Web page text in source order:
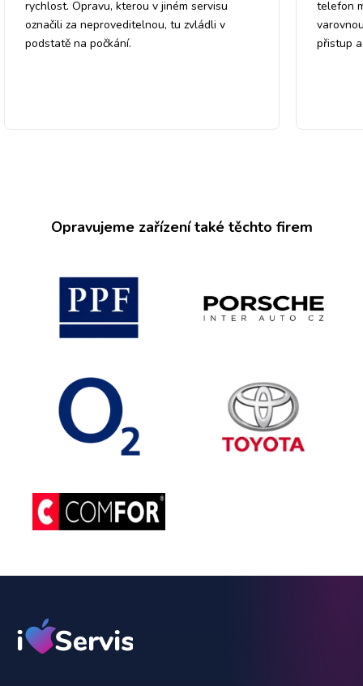
rychlost. Opravu, kterou v jiném servisu
označili za neproveditelnou, tu zvládli v
podstatě na počkání.
telefon
přistup
Opravujeme zařízení také těchto firem